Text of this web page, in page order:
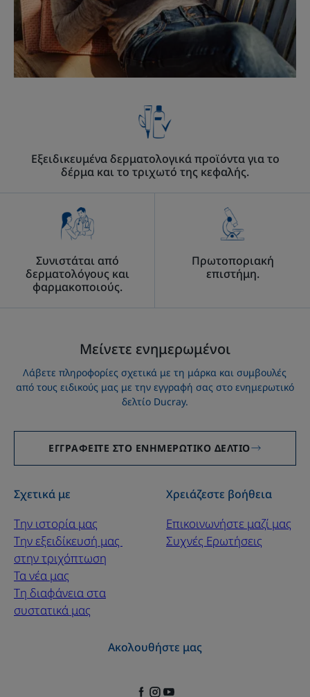
Εξειδικευμένα δερματολογικά προϊόντα για το
δέρμα και το τριχωτό της κεφαλής.
Συνιστάται από
δερματολόγους και
φαρμακοποιούς.
Πρωτοποριακή
επιστήμη.
Μείνετε ενημερωμένοι
Λάβετε πληροφορίες σχετικά με τη μάρκα και συμβουλές
από τους ειδικούς μας με την εγγραφή σας στο ενημερωτικό
δελτίο Ducray.
ΕΓΓΡΑΦΕΊΤΕ ΣΤΟ ΕΝΗΜΕΡΩΤΙΚΌ ΔΕΛΤΊΟ
Σχετικά με
Την ιστορία μας
Την εξειδίκευσή μας ​
στην τριχόπτωση
Τα νέα μας
Τη διαφάνεια στα
συστατικά μας
Χρειάζεστε βοήθεια
Επικοινωνήστε μαζί μας
Συχνές Ερωτήσεις
Ακολουθήστε μας